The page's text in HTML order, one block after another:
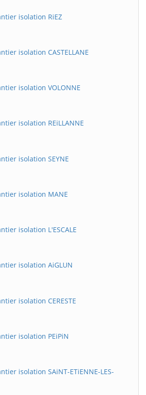
isolation RiEZ
isolation CASTELLANE
isolation VOLONNE
isolation REiLLANNE
isolation SEYNE
isolation MANE
isolation L'ESCALE
isolation AiGLUN
isolation CERESTE
isolation PEiPiN
isolation SAiNT-ETiENNE-LES-